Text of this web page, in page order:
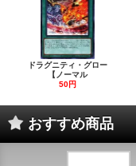
ドラグニティ・グロー
【ノーマル
50円
おすすめ商品